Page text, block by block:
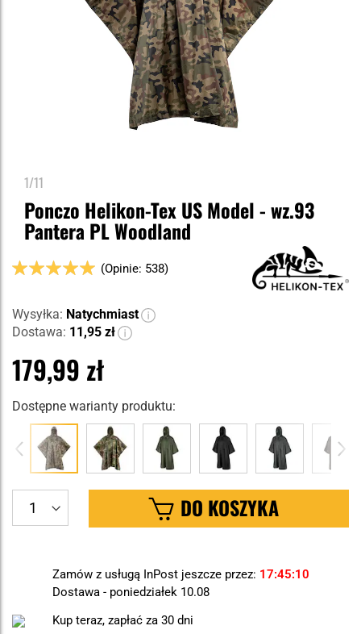
1/11
Ponczo Helikon-Tex US Model - wz.93
Pantera PL Woodland
Ocena:
(Opinie: 538)
Wysyłka: Natychmiast
Dostawa: 11,95 zł
179,99 zł
Dostępne warianty produktu:
DO KOSZYKA
Zamów z usługą InPost jeszcze przez: 17 45 10
Dostawa - poniedziałek 10.08
Kup teraz, zapłać za 30 dni